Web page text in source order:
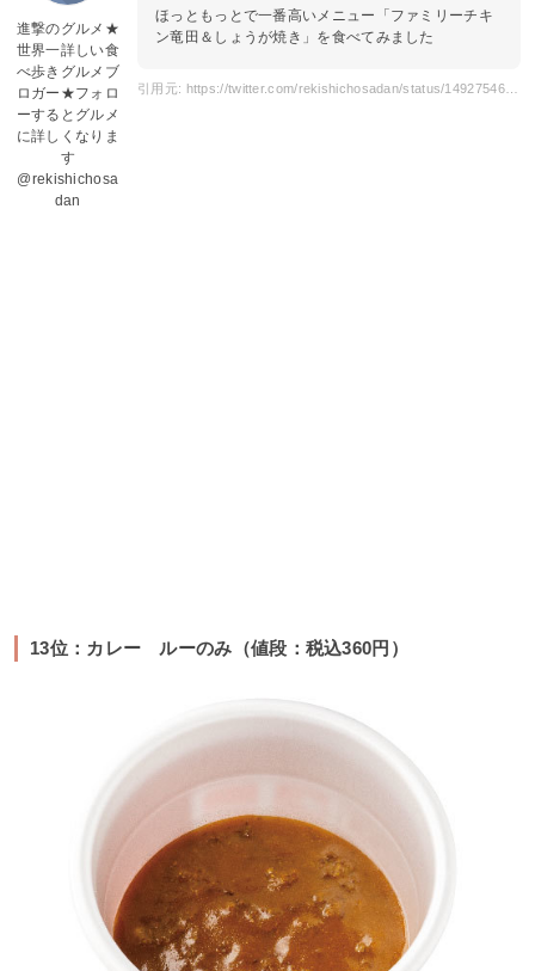
進撃のグルメ★
世界一詳しい食
べ歩きグルメブ
ロガー★フォロ
ーするとグルメ
に詳しくなりま
す
@rekishichosa
dan
ほっともっとで一番高いメニュー「ファミリーチキ
ン竜田＆しょうが焼き」を食べてみました
引用元: https://twitter.com/rekishichosadan/status/1492754672826093570
13位：カレー ルーのみ（値段：税込360円）